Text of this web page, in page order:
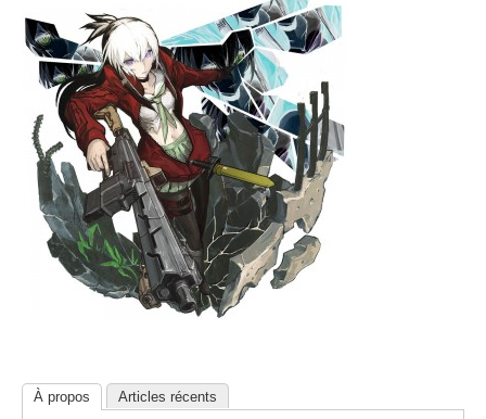
À propos Articles récents